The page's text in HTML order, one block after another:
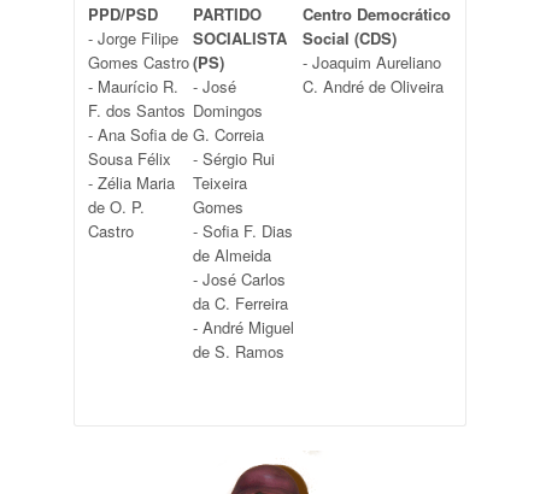
PPD/PSD
- Jorge Filipe
Gomes Castro
- Maurício R.
F. dos Santos
- Ana Sofia de
Sousa Félix
- Zélia Maria
de O. P.
Castro
PARTIDO
SOCIALISTA
(PS)
- José
Domingos
G. Correia
- Sérgio Rui
Teixeira
Gomes
- Sofia F. Dias
de Almeida
- José Carlos
da C. Ferreira
- André Miguel
de S. Ramos
Centro Democrático
Social (CDS)
- Joaquim Aureliano
C. André de Oliveira